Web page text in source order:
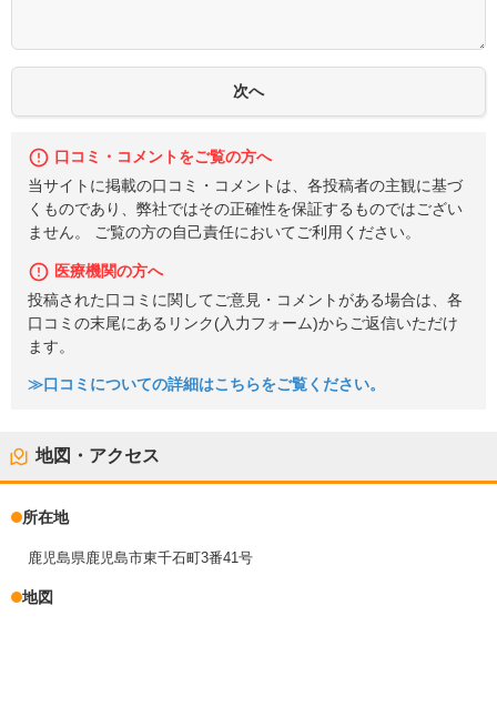
口コミ・コメントをご覧の方へ
当サイトに掲載の口コミ・コメントは、各投稿者の主観に基づ
くものであり、弊社ではその正確性を保証するものではござい
ません。 ご覧の方の自己責任においてご利用ください。
医療機関の方へ
投稿された口コミに関してご意見・コメントがある場合は、各
口コミの末尾にあるリンク(入力フォーム)からご返信いただけ
ます。
≫口コミについての詳細はこちらをご覧ください。
地図・アクセス
所在地
鹿児島県鹿児島市東千石町3番41号
地図